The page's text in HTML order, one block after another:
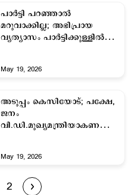
പാര്‍ട്ടി പറഞ്ഞാല്‍
മറുവാക്കില്ല; അഭിപ്രായ
വ്യത്യാസം പാര്‍ട്ടിക്കുള്ളില്‍
May 19, 2026
അടുപ്പം കെസിയോട്; പക്ഷേ,
ജനം
വി.ഡി.മുഖ്യമന്ത്രിയാകണമെന്ന്
May 19, 2026
2